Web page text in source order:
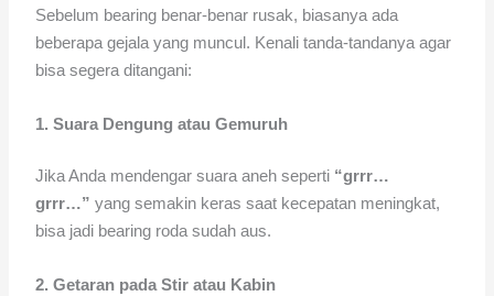
Sebelum bearing benar-benar rusak, biasanya ada
beberapa gejala yang muncul. Kenali tanda-tandanya agar
bisa segera ditangani:
1. Suara Dengung atau Gemuruh
Jika Anda mendengar suara aneh seperti “grrr…
grrr…” yang semakin keras saat kecepatan meningkat,
bisa jadi bearing roda sudah aus.
2. Getaran pada Stir atau Kabin